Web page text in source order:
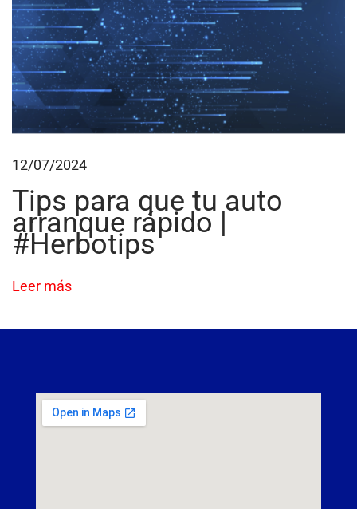
r
a
v
i
a
r
12/07/2024
Tips para que tu auto
arranque rápido |
#Herbotips
Leer más